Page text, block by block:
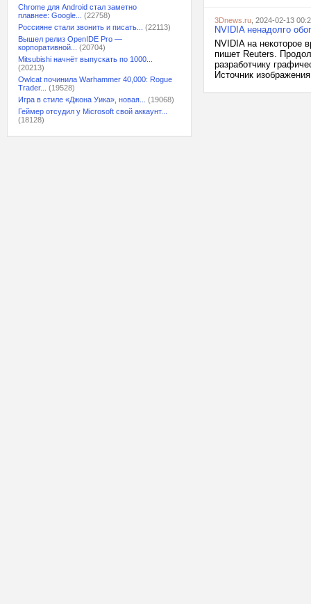
Chrome для Android стал заметно
плавнее: Google...
(22758)
Россияне стали звонить и писать...
(22113)
Вышел релиз OpenIDE Pro —
корпоративной...
(20704)
Mitsubishi начнёт выпускать по 1000...
(20213)
Owlcat починила Warhammer 40,000: Rogue
Trader...
(19528)
Игра в стиле «Джона Уика», новая...
(19068)
Геймер отсудил у Microsoft свой аккаунт...
(18128)
3Dnews.ru , 2024-02-13
NVIDIA ненадолго
NVIDIA на некоторое
пишет Reuters.
разработчику
Источник